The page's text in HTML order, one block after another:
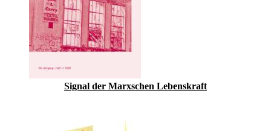
Signal der Marxschen Lebenskraft